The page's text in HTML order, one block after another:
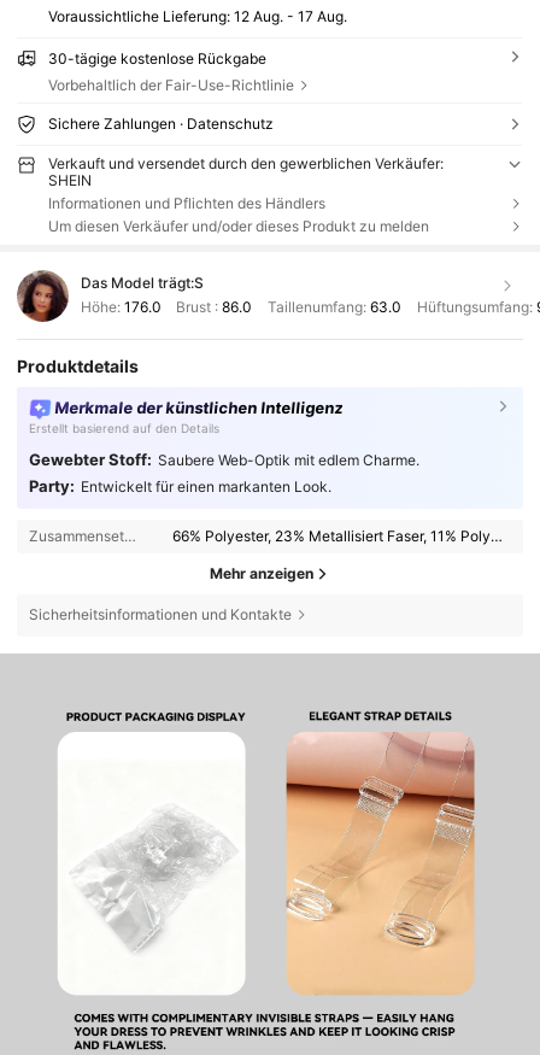
Voraussichtliche Lieferung: 12 Aug. - 17 Aug.
30-tägige kostenlose Rückgabe
Vorbehaltlich der Fair-Use-Richtlinie
Sichere Zahlungen · Datenschutz
Verkauft und versendet durch den gewerblichen Verkäufer:
SHEIN
Informationen und Pflichten des Händlers
Um diesen Verkäufer und/oder dieses Produkt zu melden
Das Model trägt:S
Höhe: 176.0 Brust :86.0 Taillenumfang: 63.0 Hüftungsumfang:
Produktdetails
Merkmale der künstlichen Intelligenz
Erstellt basierend auf den Details
Gewebter Stoff: Saubere Web-Optik mit edlem Charme.
Party: Entwickelt für einen markanten Look.
Zusammensetzung: 66% Polyester, 23% Metallisiert Faser, 11% Polyamid
Mehr anzeigen
Sicherheitsinformationen und Kontakte